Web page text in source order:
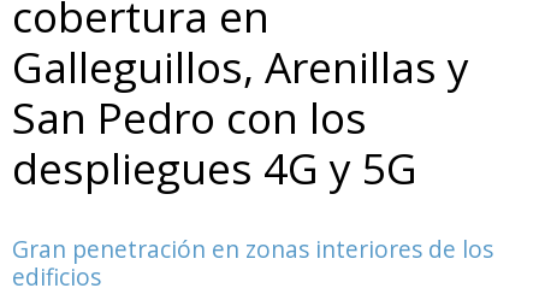
cobertura en
Galleguillos, Arenillas y
San Pedro con los
despliegues 4G y 5G
Gran penetración en zonas interiores de los
edificios